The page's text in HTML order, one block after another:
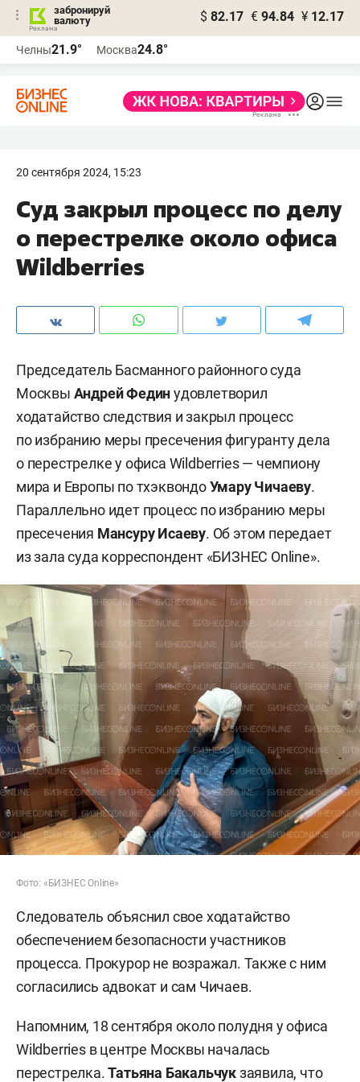
забронируй
валюту
$ 82.17 € 94.84 ¥ 12.17
Челны21.9° Москва24.8°
20 сентября 2024, 15:23
Суд закрыл процесс по делу
о перестрелке около офиса
Wildberries
Председатель Басманного районного суда
Москвы Андрей Фединудовлетворил
ходатайство следствия и закрыл процесс
по избранию меры пресечения фигуранту дела
о перестрелке у офиса Wildberries — чемпиону
мира и Европы по тхэквондоУмару Чичаеву.
Параллельно идет процесс по избранию меры
пресечения Мансуру Исаеву. Об этом передает
из зала суда корреспондент «БИЗНЕС Online».
Фото: «БИЗНЕС Online»
Следователь объяснил свое ходатайство
обеспечением безопасности участников
процесса. Прокурор не возражал. Также с ним
согласились адвокат и сам Чичаев.
Напомним, 18 сентября около полудня у офиса
Wildberries в центре Москвы началась
перестрелка.Татьяна Бакальчукзаявила, что